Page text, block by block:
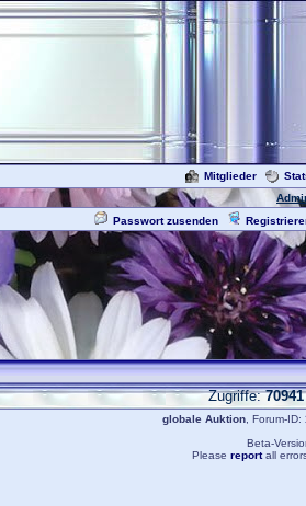
Mitglieder
Passwort zusenden
Zugriffe:70941
globale Auktion , Forum-ID:
Beta-
Please reportall